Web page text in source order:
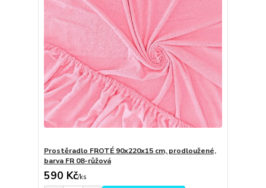
Prostěradlo FROTÉ 90x220x15 cm, prodloužené,
barva FR 08-růžová
590 Kč/ks